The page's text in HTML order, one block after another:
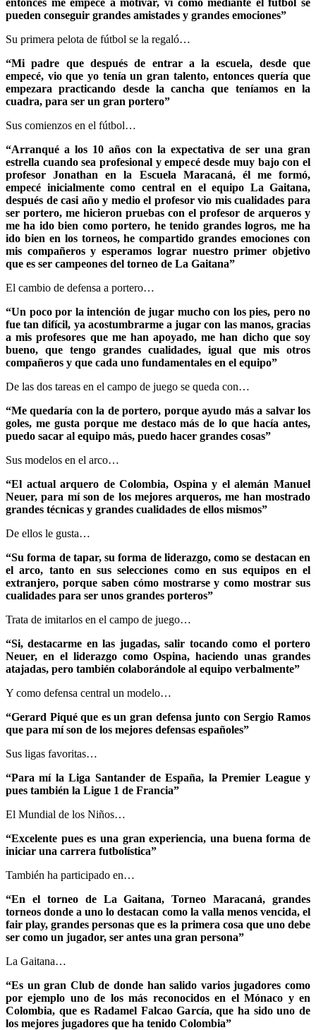
pueden conseguir grandes amistades y grandes emociones”
Su primera pelota de fútbol se la regaló…
“Mi padre que después de entrar a la escuela, desde que
empecé, vio que yo tenía un gran talento, entonces quería que
empezara practicando desde la cancha que teníamos en la
cuadra, para ser un gran portero”
Sus comienzos en el fútbol…
“Arranqué a los 10 años con la expectativa de ser una gran
estrella cuando sea profesional y empecé desde muy bajo con el
profesor Jonathan en la Escuela Maracaná, él me formó,
empecé inicialmente como central en el equipo La Gaitana,
después de casi año y medio el profesor vio mis cualidades para
ser portero, me hicieron pruebas con el profesor de arqueros y
me ha ido bien como portero, he tenido grandes logros, me ha
ido bien en los torneos, he compartido grandes emociones con
mis compañeros y esperamos lograr nuestro primer objetivo
que es ser campeones del torneo de La Gaitana”
El cambio de defensa a portero…
“Un poco por la intención de jugar mucho con los pies, pero no
fue tan difícil, ya acostumbrarme a jugar con las manos, gracias
a mis profesores que me han apoyado, me han dicho que soy
bueno, que tengo grandes cualidades, igual que mis otros
compañeros y que cada uno fundamentales en el equipo”
De las dos tareas en el campo de juego se queda con…
“Me quedaría con la de portero, porque ayudo más a salvar los
goles, me gusta porque me destaco más de lo que hacía antes,
puedo sacar al equipo más, puedo hacer grandes cosas”
Sus modelos en el arco…
“El actual arquero de Colombia, Ospina y el alemán Manuel
Neuer, para mí son de los mejores arqueros, me han mostrado
grandes técnicas y grandes cualidades de ellos mismos”
De ellos le gusta…
“Su forma de tapar, su forma de liderazgo, como se destacan en
el arco, tanto en sus selecciones como en sus equipos en el
extranjero, porque saben cómo mostrarse y como mostrar sus
cualidades para ser unos grandes porteros”
Trata de imitarlos en el campo de juego…
“Si, destacarme en las jugadas, salir tocando como el portero
Neuer, en el liderazgo como Ospina, haciendo unas grandes
atajadas, pero también colaborándole al equipo verbalmente”
Y como defensa central un modelo…
“Gerard Piqué que es un gran defensa junto con Sergio Ramos
que para mí son de los mejores defensas españoles”
Sus ligas favoritas…
“Para mí la Liga Santander de España, la Premier League y
pues también la Ligue 1 de Francia”
El Mundial de los Niños…
“Excelente pues es una gran experiencia, una buena forma de
iniciar una carrera futbolística”
También ha participado en…
“En el torneo de La Gaitana, Torneo Maracaná, grandes
torneos donde a uno lo destacan como la valla menos vencida, el
fair play, grandes personas que es la primera cosa que uno debe
ser como un jugador, ser antes una gran persona”
La Gaitana…
“Es un gran Club de donde han salido varios jugadores como
por ejemplo uno de los más reconocidos en el Mónaco y en
Colombia, que es Radamel Falcao García, que ha sido uno de
los mejores jugadores que ha tenido Colombia”